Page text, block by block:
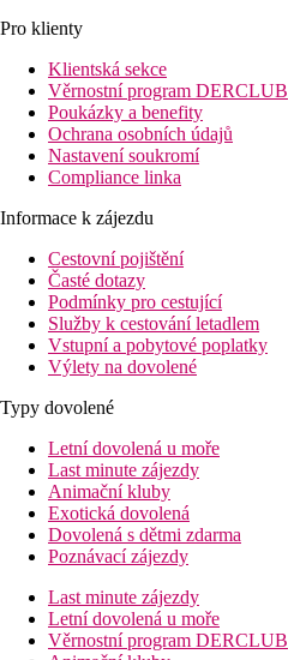
Pro klienty
Klientská sekce
Věrnostní program DERCLUB
Poukázky a benefity
Ochrana osobních údajů
Nastavení soukromí
Compliance linka
Informace k zájezdu
Cestovní pojištění
Časté dotazy
Podmínky pro cestující
Služby k cestování letadlem
Vstupní a pobytové poplatky
Výlety na dovolené
Typy dovolené
Letní dovolená u moře
Last minute zájezdy
Animační kluby
Exotická dovolená
Dovolená s dětmi zdarma
Poznávací zájezdy
Last minute zájezdy
Letní dovolená u moře
Věrnostní program DERCLUB